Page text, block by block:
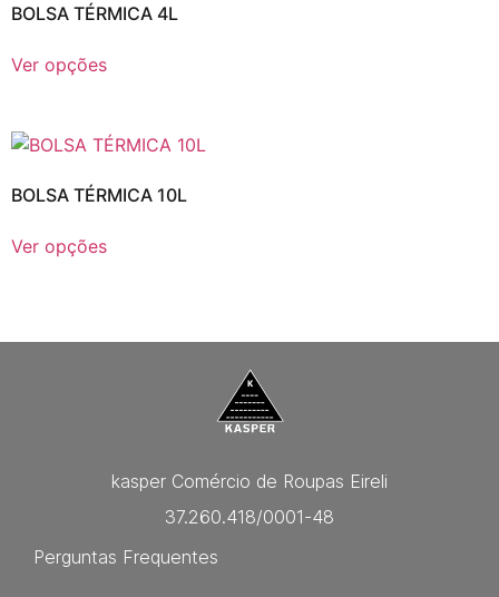
BOLSA TÉRMICA 4L
Ver opções
BOLSA TÉRMICA 10L
Ver opções
kasper Comércio de Roupas Eireli
37.260.418/0001-48
Perguntas Frequentes